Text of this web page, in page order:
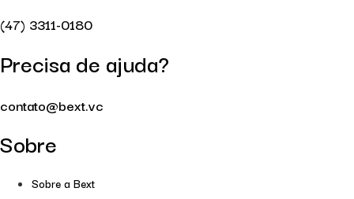
(47) 3311-0180
Precisa de ajuda?
contato@bext.vc
Sobre
Sobre a Bext